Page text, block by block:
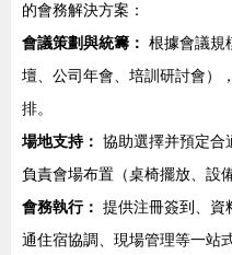
的會務解決方案：
會議策劃與統籌： 根據會議規
壇、公司年會、培訓研討會）
排。
場地支持： 協助選擇并預定合
負責會場布置（桌椅擺放、設
會務執行： 提供注冊簽到、資
通住宿協調、現場管理等一站